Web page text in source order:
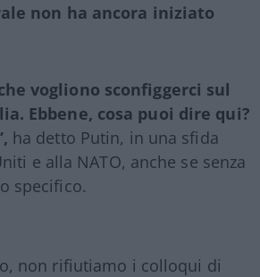
non ha ancora iniziato
vogliono sconfiggerci sul
Ebbene, cosa puoi dire qui?
ha detto Putin, in una sfida
e alla NATO, anche se senza
specifico.
non rifiutiamo i colloqui di